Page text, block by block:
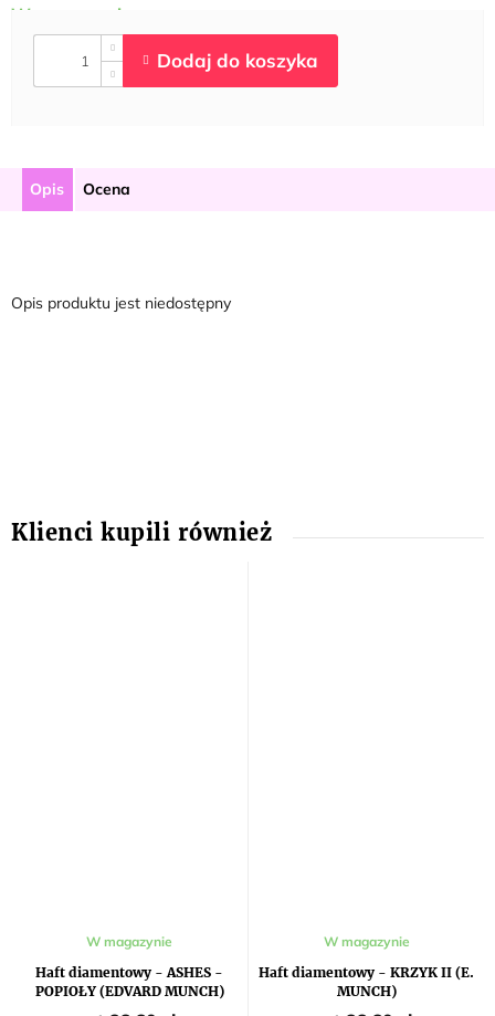
Opis Ocena
Opis produktu jest niedostępny
Haft diamentowy - ASHES -
POPIOŁY (EDVARD MUNCH)
Średnia
ocena
produktu
wynosi
5,0
W magazynie
Haft diamentowy - KRZYK II (E.
MUNCH)
W magazynie